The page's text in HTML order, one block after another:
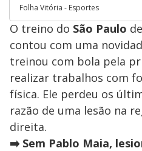
Folha Vitória - Esportes
O treino do São Paulo
contou com uma
treinou com bola pela
realizar trabalhos com
física. Ele perdeu os
razão de uma lesão na
direita.
➡️ Sem Pablo Maia,